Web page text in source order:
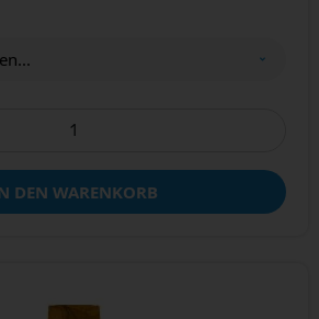
DEN WARENKORB